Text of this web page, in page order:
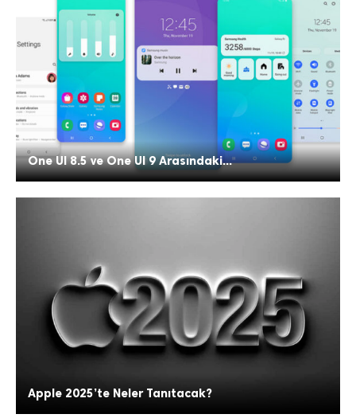
One UI 8.5 ve One UI 9 Arasındaki...
Apple 2025’te Neler Tanıtacak?